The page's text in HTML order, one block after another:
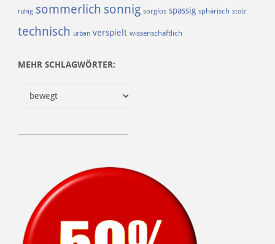
ruhig sommerlich sonnig sorglos spassig sphärisch stolz
technisch urban verspielt wissenschaftlich
MEHR SCHLAGWÖRTER: